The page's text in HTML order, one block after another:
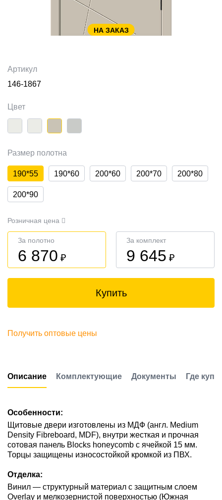
НА ЗАКАЗ
Артикул
146-1867
Цвет
Размер полотна
190*55 190*60 200*60 200*70 200*80
200*90
Розничная цена
За полотно
6 870 ₽
За комплект
9 645 ₽
Купить
Получить оптовые цены
Описание Комплектующие Документы Где
Особенности:
Щитовые двери изготовлены из МДФ (англ. Medium
Density Fibreboard, MDF), внутри жесткая и прочная
сотовая панель Blocks honeycomb с ячейкой 15 мм.
Торцы защищены износостойкой кромкой из ПВХ.
Отделка:
Винил — структурный материал с защитным слоем
Overlay и мелкозернистой поверхностью (Южная